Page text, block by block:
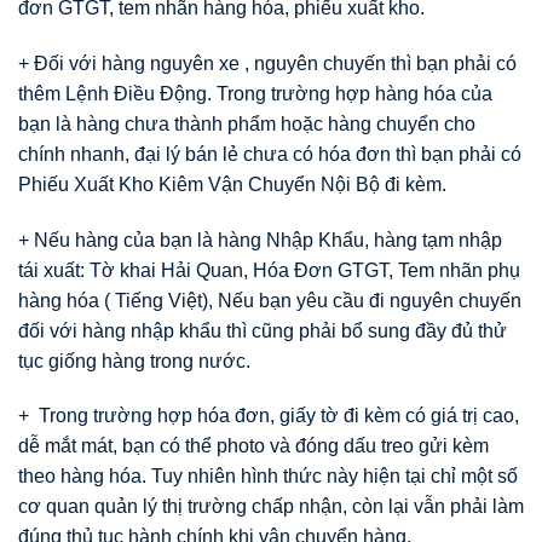
đơn GTGT, tem nhãn hàng hóa, phiếu xuất kho.
+ Đối với hàng nguyên xe , nguyên chuyến thì bạn phải có
thêm Lệnh Điều Động. Trong trường hợp hàng hóa của
bạn là hàng chưa thành phẩm hoặc hàng chuyển cho
chính nhanh, đại lý bán lẻ chưa có hóa đơn thì bạn phải có
Phiếu Xuất Kho Kiêm Vận Chuyển Nội Bộ đi kèm.
+ Nếu hàng của bạn là hàng Nhập Khẩu, hàng tạm nhập
tái xuất: Tờ khai Hải Quan, Hóa Đơn GTGT, Tem nhãn phụ
hàng hóa ( Tiếng Việt), Nếu bạn yêu cầu đi nguyên chuyến
đối với hàng nhập khẩu thì cũng phải bổ sung đầy đủ thử
tục giống hàng trong nước.
+ Trong trường hợp hóa đơn, giấy tờ đi kèm có giá trị cao,
dễ mắt mát, bạn có thể photo và đóng dấu treo gửi kèm
theo hàng hóa. Tuy nhiên hình thức này hiện tại chỉ một số
cơ quan quản lý thị trường chấp nhận, còn lại vẫn phải làm
đúng thủ tục hành chính khi vận chuyển hàng.